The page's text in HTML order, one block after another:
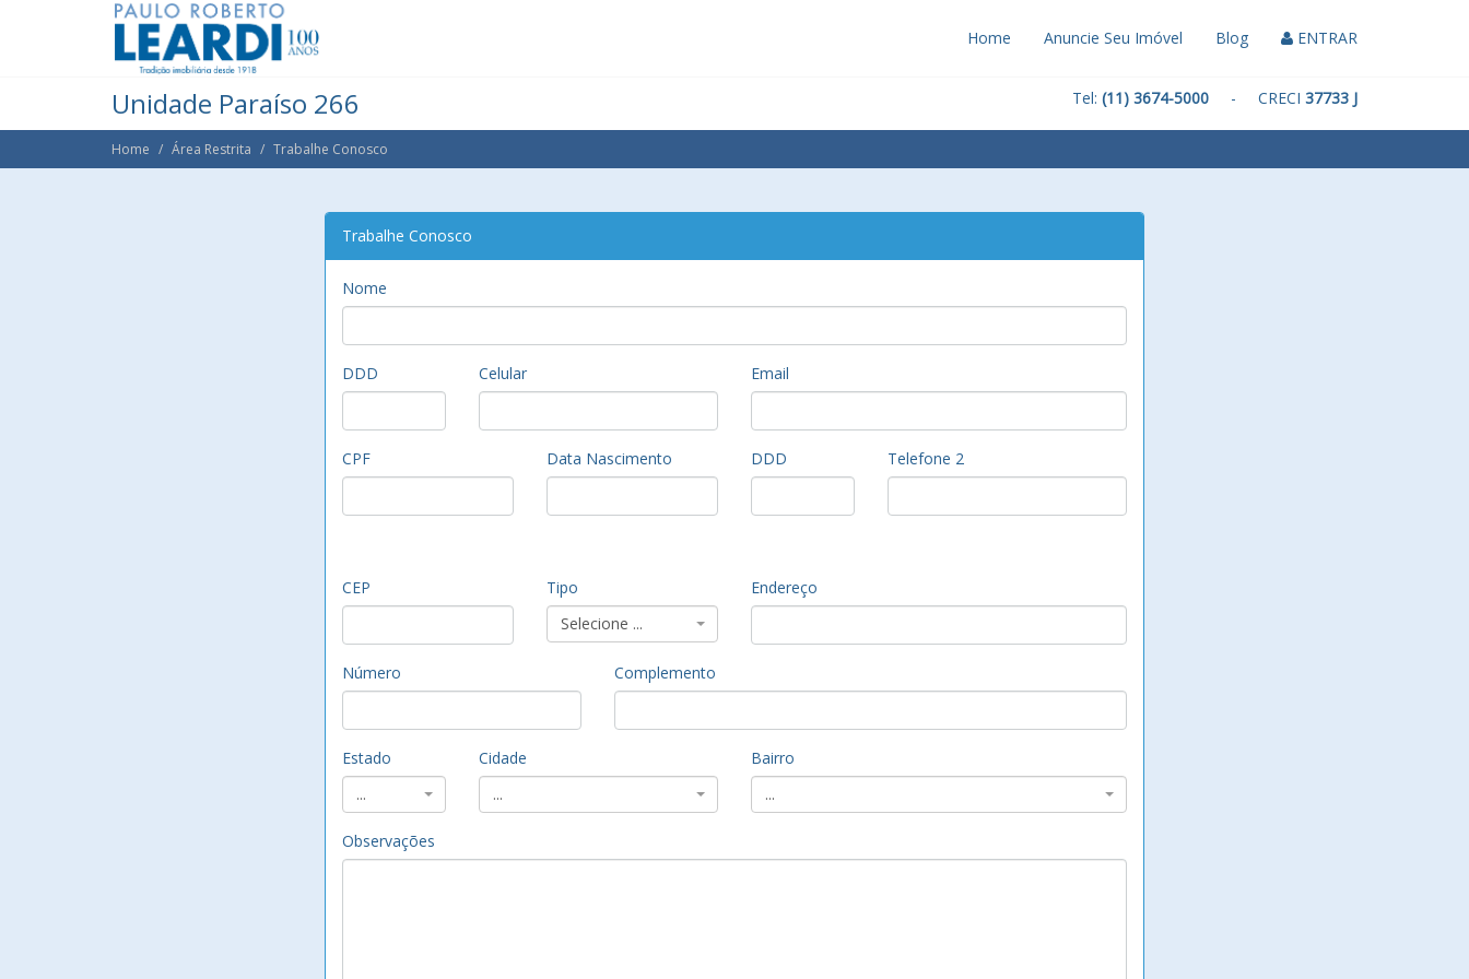
Home Anuncie Seu Imóvel Blog ENTRAR
Unidade Paraíso 266 Tel: (11) 3674-5000 - CRECI 37733 J
Home Área Restrita Trabalhe Conosco
Trabalhe Conosco
Nome
DDD Celular Email
CPF Data Nascimento DDD Telefone 2
CEP
Tipo
Selecione ...
Endereço
Número Complemento
Estado
...
Cidade
...
Bairro
...
Observações